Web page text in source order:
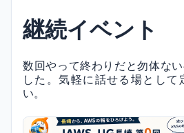
継続イベント
数回やって終わりだと勿体な
した。気軽に話せる場として
い。